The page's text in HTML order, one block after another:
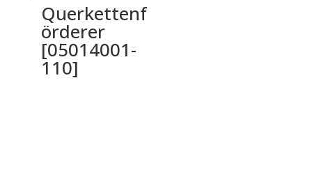
Querkettenf
örderer
[05014001-
110]